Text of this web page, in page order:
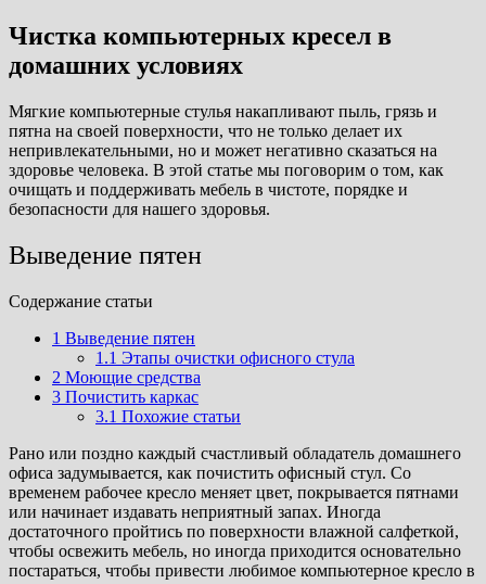
Чистка компьютерных кресел в
домашних условиях
Мягкие компьютерные стулья накапливают пыль, грязь и
пятна на своей поверхности, что не только делает их
непривлекательными, но и может негативно сказаться на
здоровье человека. В этой статье мы поговорим о том, как
очищать и поддерживать мебель в чистоте, порядке и
безопасности для нашего здоровья.
Выведение пятен
Cодержание статьи
1 Выведение пятен
1.1 Этапы очистки офисного стула
2 Моющие средства
3 Почистить каркас
3.1 Похожие статьи
Рано или поздно каждый счастливый обладатель домашнего
офиса задумывается, как почистить офисный стул. Со
временем рабочее кресло меняет цвет, покрывается пятнами
или начинает издавать неприятный запах. Иногда
достаточного пройтись по поверхности влажной салфеткой,
чтобы освежить мебель, но иногда приходится основательно
постараться, чтобы привести любимое компьютерное кресло в